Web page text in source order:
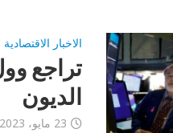
الاخبار الاقتصادية
تراجع
الديون
23 مايو، 2023